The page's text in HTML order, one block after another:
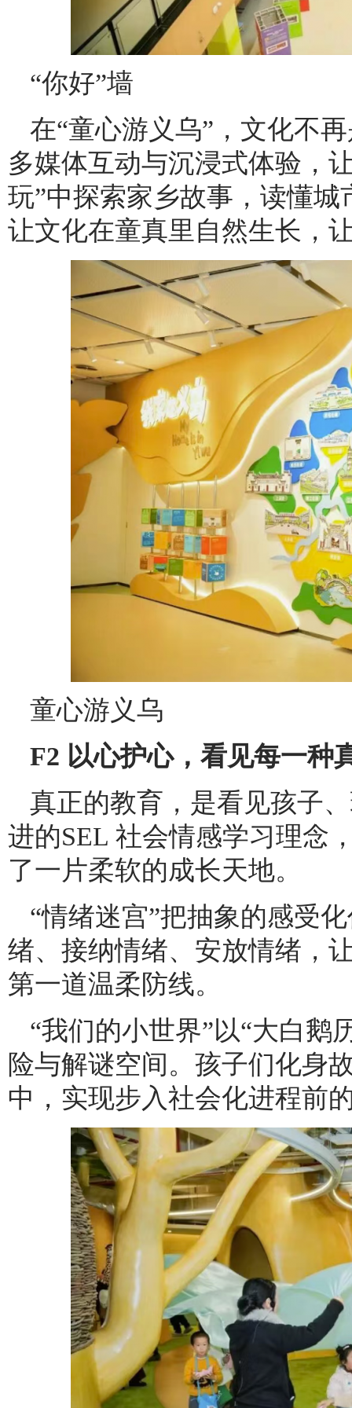
“你好”墙
在“童心游义乌”，文化不
多媒体互动与沉浸式体验，
玩”中探索家乡故事，读懂
让文化在童真里自然生长，
童心游义乌
F2 以心护心，看见每一种
真正的教育，是看见孩子
进的SEL 社会情感学习理念
了一片柔软的成长天地。
“情绪迷宫”把抽象的感受
绪、接纳情绪、安放情绪，
第一道温柔防线。
“我们的小世界”以“大白鹅
险与解谜空间。孩子们化身
中，实现步入社会化进程前